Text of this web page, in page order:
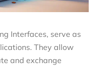
Interfaces, serve as
They allow
and exchange